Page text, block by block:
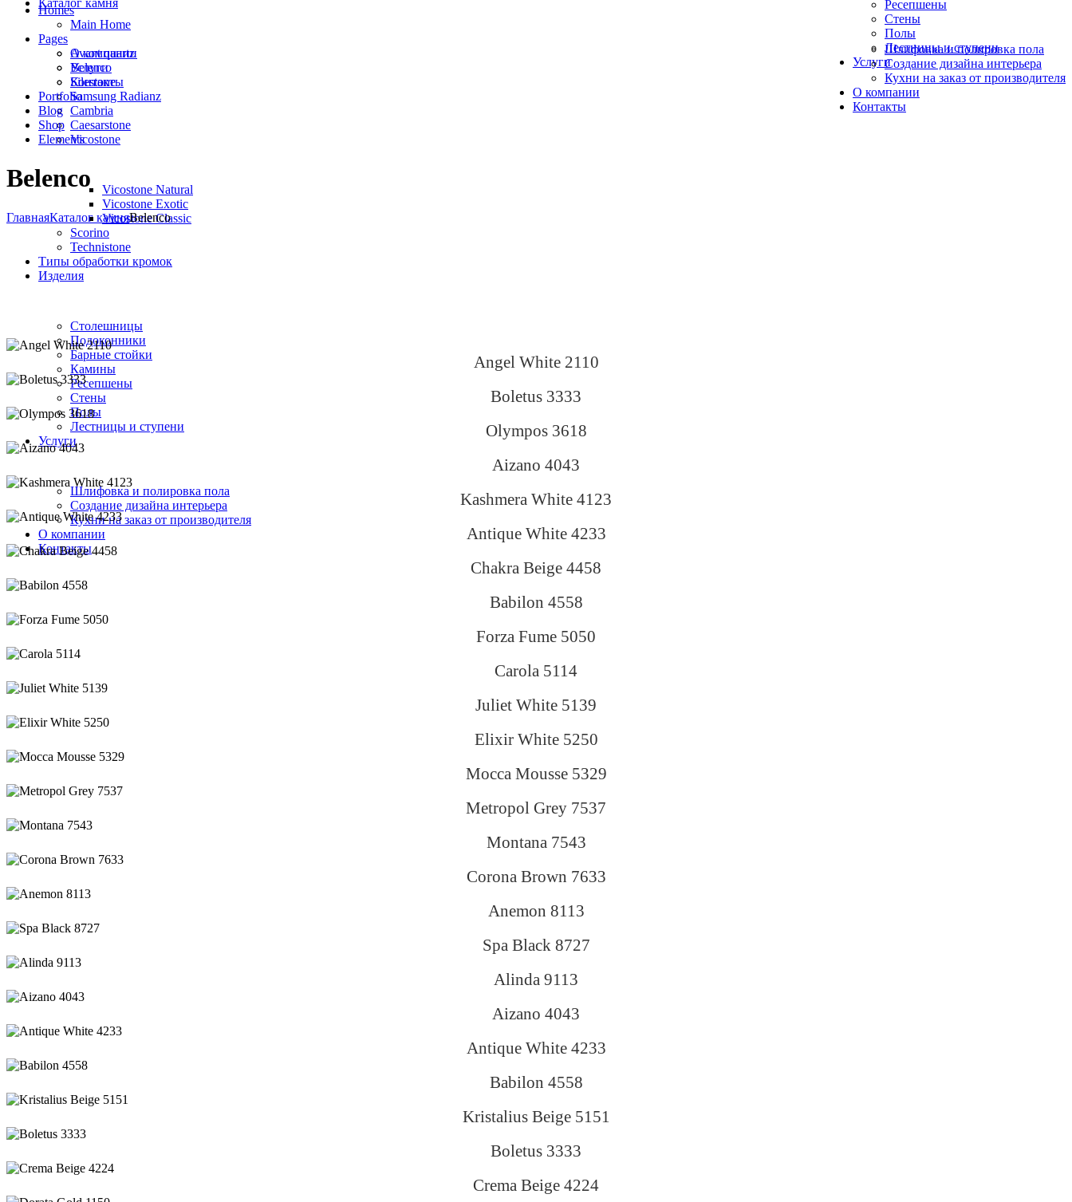
Ресепшены
Стены
Полы
Лестницы и ступени
Услуги
Шлифовка и полировка пола
Создание дизайна интерьера
Кухни на заказ от производителя
О компании
Контакты
Каталог камня
Avant quartz
Belenco
Silestone
Samsung Radianz
Сambria
Сaesarstone
Vicostone
Vicostone Natural
Vicostone Exotic
Vicostone Classic
Scorino
Technistone
Типы обработки кромок
Изделия
Столешницы
Подоконники
Барные стойки
Камины
Ресепшены
Стены
Полы
Лестницы и ступени
Услуги
Шлифовка и полировка пола
Создание дизайна интерьера
Кухни на заказ от производителя
О компании
Контакты
Homes
Main Home
Pages
О компании
Услуги
Контакты
Portfolio
Blog
Shop
Elements
Belenco
ГлавнаяКаталог камняBelenco
Angel White 2110
Boletus 3333
Olympos 3618
Aizano 4043
Kashmera White 4123
Antique White 4233
Chakra Beige 4458
Babilon 4558
Forza Fume 5050
Carola 5114
Juliet White 5139
Elixir White 5250
Mocca Mousse 5329
Metropol Grey 7537
Montana 7543
Corona Brown 7633
Anemon 8113
Spa Black 8727
Alinda 9113
Aizano 4043
Antique White 4233
Babilon 4558
Kristalius Beige 5151
Boletus 3333
Crema Beige 4224